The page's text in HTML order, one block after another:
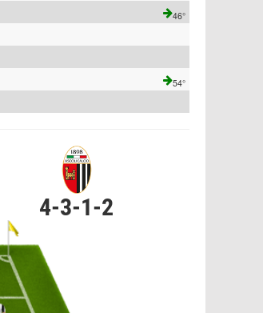
46°
54°
4-3-1-2